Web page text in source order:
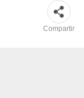
Compartir